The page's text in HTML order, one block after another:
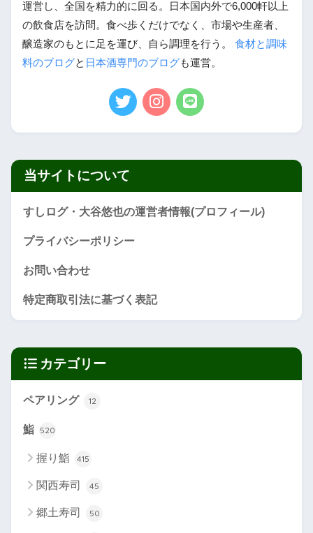
運営し、全国を精力的に回る。日本国内外で6,000軒以上
の飲食店を訪問。食べ歩くだけでなく、市場や生産者、
醸造家のもとに足を運び、自ら調理を行う。 食材と調味
料のブログと 日本酒専門のブログも運営。
当サイトについて
すしログ・大谷悠也の運営者情報(プロフィール)
プライバシーポリシー
お問い合わせ
特定商取引法に基づく表記
カテゴリー
ペアリング 12
鮨 520
握り鮨 415
関西寿司 45
郷土寿司 50